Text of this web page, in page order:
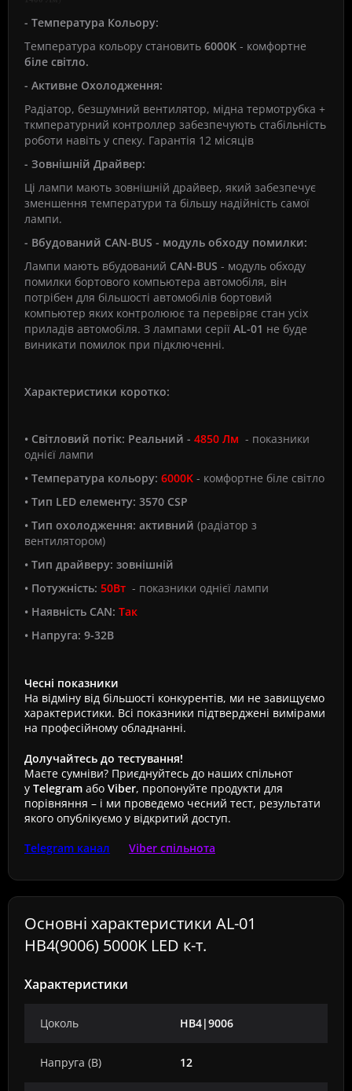
- Температура Кольору:
Температура кольору становить 6000K - комфортне
біле світло.
- Активне Охолодження:
Радіатор, безшумний вентилятор, мідна термотрубка +
ткмпературний контроллер забезпечують стабільність
роботи навіть у спеку. Гарантія 12 місяців
- Зовнішній Драйвер:
Ці лампи мають зовнішній драйвер, який забезпечує
зменшення температури та більшу надійність самої
лампи.
- Вбудований CAN-BUS - модуль обходу помилки:
Лампи мають вбудований CAN-BUS - модуль обходу
помилки бортового компьютера автомобіля, він
потрібен для більшості автомобілів бортовий
компьютер яких контролюює та перевіряє стан усіх
приладів автомобіля. З лампами серії AL-01 не буде
виникати помилок при підключенні.
Характеристики коротко:
• Світловий потік: Реальний - 4850 Лм - показники
однієї лампи
• Температура кольору: 6000K - комфортне біле світло
• Тип LED елементу: 3570 CSP
• Тип охолодження: активний (радіатор з
вентилятором)
• Тип драйверу: зовнішній
• Потужність: 50Вт - показники однієї лампи
• Наявність CAN: Так
• Напруга: 9-32В
Чесні показники
На відміну від більшості конкурентів, ми не завищуємо
характеристики. Всі показники підтверджені вимірами
на професійному обладнанні.
Долучайтесь до тестування!
Маєте сумніви? Приєднуйтесь до наших спільнот
у Telegram або Viber, пропонуйте продукти для
порівняння – і ми проведемо чесний тест, результати
якого опублікуємо у відкритий доступ.
Telegram канал
Viber спільнота
Основні характеристики AL-01
HB4(9006) 5000K LED к-т.
Характеристики
Цоколь HB4|9006
Напруга (В) 12